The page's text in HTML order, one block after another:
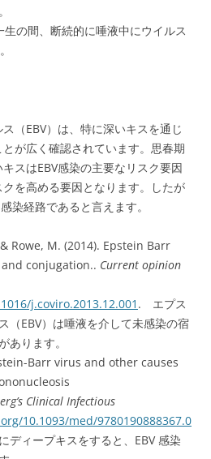
。
生の間、断続的に唾液中にウイルス
。
（EBV）は、特に深いキスを通じ
が広く確認されています。思春期
スはEBV感染の主要なリスク要因
を高める要因となります。したが
染経路であると言えます。
Rowe, M. (2014). Epstein Barr
conjugation.. Current opinion
j.coviro.2013.12.001 . エプス
（EBV）は唾液を介して未感染の宿
あります。
Barr virus and other causes
Clinical Infectious
10.1093/med/9780190888367.0
ィープキスをすると、EBV 感染